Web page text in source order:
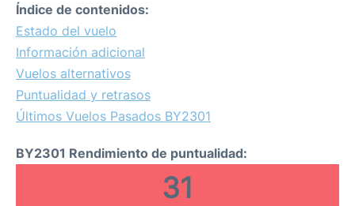
Índice de contenidos:
Estado del vuelo
Información adicional
Vuelos alternativos
Puntualidad y retrasos
Últimos Vuelos Pasados BY2301
BY2301 Rendimiento de puntualidad:
31